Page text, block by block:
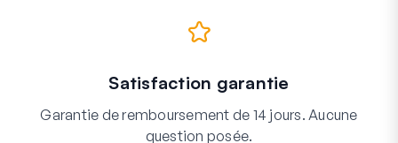
Satisfaction garantie
Garantie de remboursement de 14 jours. Aucune
question posée.